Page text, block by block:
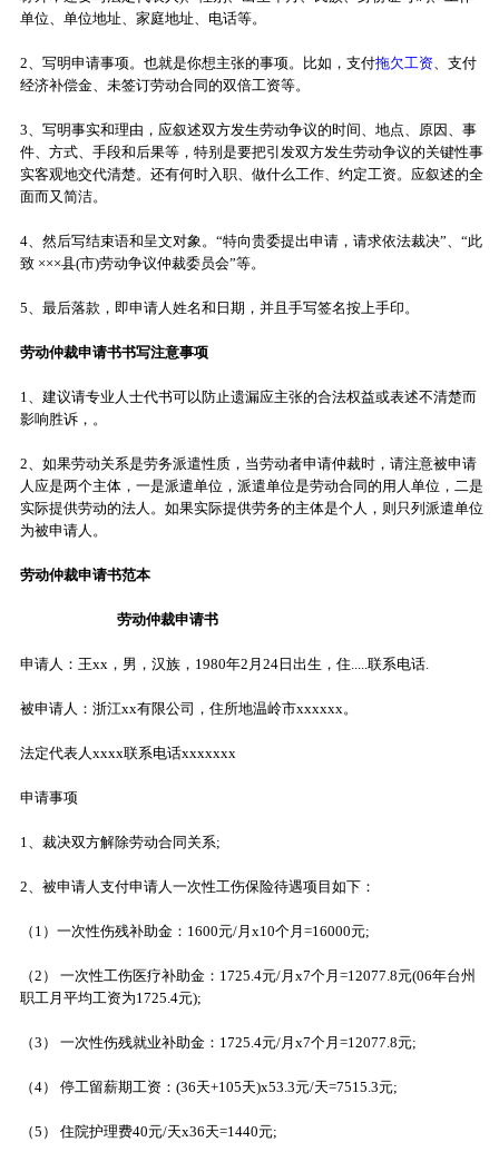
单位、单位地址、家庭地址、电话等。
2、写明申请事项。也就是你想主张的事项。比如，支付拖欠工资 、支付
经济补偿金、未签订劳动合同的双倍工资等。
3、写明事实和理由，应叙述双方发生劳动争议的时间、地点、原因、事
件、方式、手段和后果等，特别是要把引发双方发生劳动争议的关键性事
实客观地交代清楚。还有何时入职、做什么工作、约定工资。应叙述的全
面而又简洁。
4、然后写结束语和呈文对象。“特向贵委提出申请，请求依法裁决”、“此
致 ×××县(市)劳动争议仲裁委员会”等。
5、最后落款，即申请人姓名和日期，并且手写签名按上手印。
劳动仲裁申请书书写注意事项
1、建议请专业人士代书可以防止遗漏应主张的合法权益或表述不清楚而
影响胜诉，。
2、如果劳动关系是劳务派遣性质，当劳动者申请仲裁时，请注意被申请
人应是两个主体，一是派遣单位，派遣单位是劳动合同的用人单位，二是
实际提供劳动的法人。如果实际提供劳务的主体是个人，则只列派遣单位
为被申请人。
劳动仲裁申请书范本
劳动仲裁申请书
申请人：王xx，男，汉族，1980年2月24日出生，住.....联系电话.
被申请人：浙江xx有限公司，住所地温岭市xxxxxx。
法定代表人xxxx联系电话xxxxxxx
申请事项
1、裁决双方解除劳动合同关系;
2、被申请人支付申请人一次性工伤保险待遇项目如下：
（1）一次性伤残补助金：1600元/月x10个月=16000元;
（2） 一次性工伤医疗补助金：1725.4元/月x7个月=12077.8元(06年台州
职工月平均工资为1725.4元);
（3） 一次性伤残就业补助金：1725.4元/月x7个月=12077.8元;
（4） 停工留薪期工资：(36天+105天)x53.3元/天=7515.3元;
（5） 住院护理费40元/天x36天=1440元;